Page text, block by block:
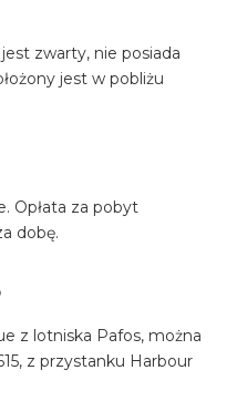
zwarty, nie posiada
jest w pobliżu
Opłata za pobyt
dobę.
z lotniska Pafos, można
z przystanku Harbour